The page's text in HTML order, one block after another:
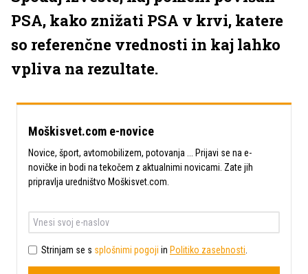
PSA, kako znižati PSA v krvi, katere
so referenčne vrednosti in kaj lahko
vpliva na rezultate.
Moškisvet.com e-novice
Novice, šport, avtomobilizem, potovanja ... Prijavi se na e-
novičke in bodi na tekočem z aktualnimi novicami. Zate jih
pripravlja uredništvo Moškisvet.com.
Strinjam se s splošnimi pogoji in Politiko zasebnosti